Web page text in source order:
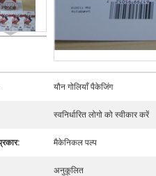
यौन गोलियाँ पैकेजिंग
स्वनिर्धारित लोगो को स्वीकार करें
मैकेनिकल पल्प
अनुकूलित